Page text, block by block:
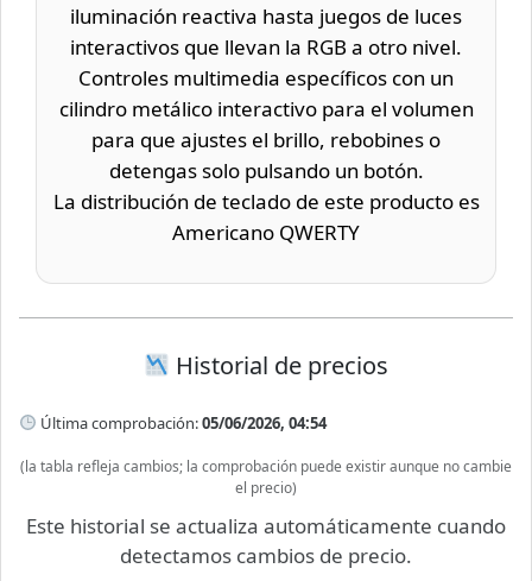
iluminación reactiva hasta juegos de luces
interactivos que llevan la RGB a otro nivel.
Controles multimedia específicos con un
cilindro metálico interactivo para el volumen
para que ajustes el brillo, rebobines o
detengas solo pulsando un botón.
La distribución de teclado de este producto es
Americano QWERTY
Historial de precios
Última comprobación:05/06/2026, 04:54
(la tabla refleja cambios; la comprobación puede existir aunque no cambie
el precio)
Este historial se actualiza automáticamente cuando
detectamos cambios de precio.